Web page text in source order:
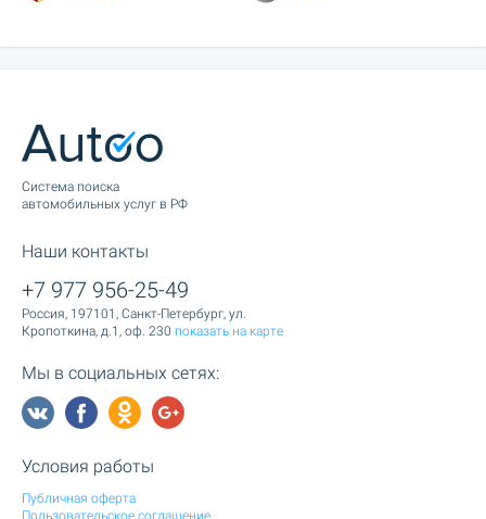
Cистема поиска
автомобильных услуг в РФ
Наши контакты
+7 977 956-25-49
Россия, 197101, Санкт-Петербург, ул.
Кропоткина, д.1, оф. 230 показать на карте
Мы в социальных сетях:
Условия работы
Публичная оферта
Пользовательское соглашение